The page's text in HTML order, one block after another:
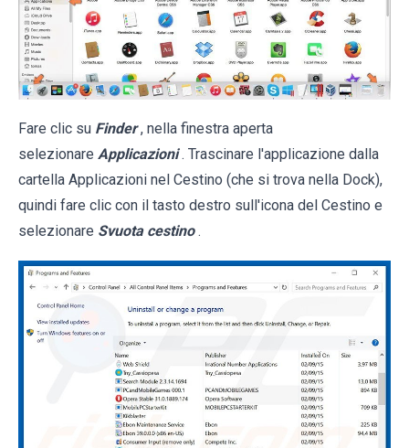
Fare clic su Finder , nella finestra aperta
selezionare Applicazioni . Trascinare l'applicazione dalla
cartella Applicazioni nel Cestino (che si trova nella Dock),
quindi fare clic con il tasto destro sull'icona del Cestino e
selezionare Svuota cestino .